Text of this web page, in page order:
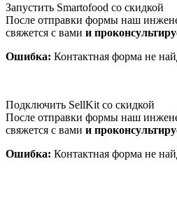
Запустить Smartofood со скидкой
После отправки формы наш
свяжется с вами и
Ошибка: Контактная форма не
Подключить SellKit со скидкой
После отправки формы наш
свяжется с вами и
Ошибка: Контактная форма не